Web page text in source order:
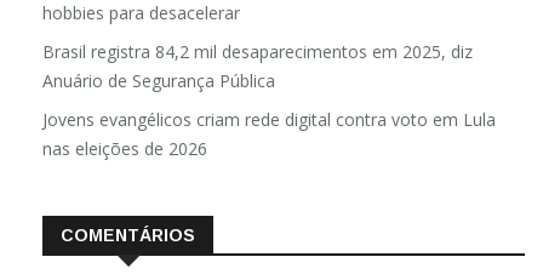
hobbies para desacelerar
Brasil registra 84,2 mil desaparecimentos em 2025, diz
Anuário de Segurança Pública
Jovens evangélicos criam rede digital contra voto em Lula
nas eleições de 2026
COMENTÁRIOS